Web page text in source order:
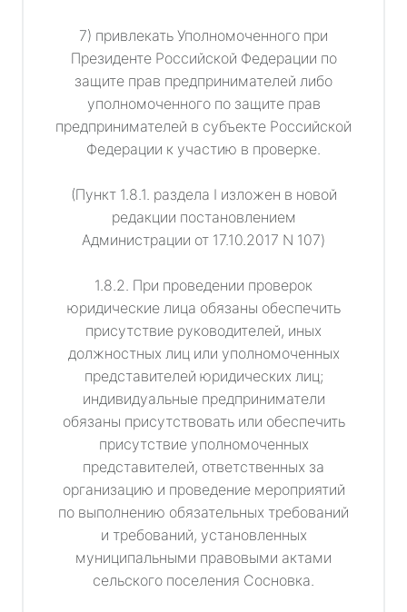
7) привлекать Уполномоченного при
Президенте Российской Федерации по
защите прав предпринимателей либо
уполномоченного по защите прав
предпринимателей в субъекте Российской
Федерации к участию в проверке.
(Пункт 1.8.1. раздела I изложен в новой
редакции постановлением
Администрации от 17.10.2017 N 107)
1.8.2. При проведении проверок
юридические лица обязаны обеспечить
присутствие руководителей, иных
должностных лиц или уполномоченных
представителей юридических лиц;
индивидуальные предприниматели
обязаны присутствовать или обеспечить
присутствие уполномоченных
представителей, ответственных за
организацию и проведение мероприятий
по выполнению обязательных требований
и требований, установленных
муниципальными правовыми актами
сельского поселения Сосновка.